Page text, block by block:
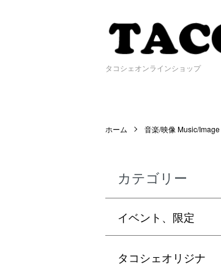
タコシェオンラインショップ
ホーム 音楽/映像 Music/Image
カテゴリー
イベント、限定
タコシェオリジナ